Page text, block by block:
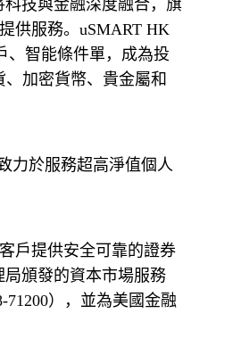
供服務。uSMART HK
、智能條件單，成為投
加密貨幣、貴金屬和
頒發的資本市場服務
71200），並為美國金融